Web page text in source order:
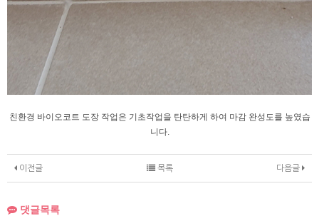
친환경 바이오코트 도장 작업은 기초작업을 탄탄하게 하여 마감 완성도를 높였습
니다.
이전글 다음글
목록
댓글목록